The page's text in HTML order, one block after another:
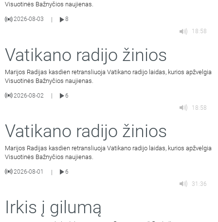
Visuotinės Bažnyčios naujienas.
2026-08-03
8
18:58
Vatikano radijo žinios
Marijos Radijas kasdien retransliuoja Vatikano radijo laidas, kurios apžvelgia
Visuotinės Bažnyčios naujienas.
2026-08-02
6
18:58
Vatikano radijo žinios
Marijos Radijas kasdien retransliuoja Vatikano radijo laidas, kurios apžvelgia
Visuotinės Bažnyčios naujienas.
2026-08-01 |
6
31:36
Irkis į gilumą